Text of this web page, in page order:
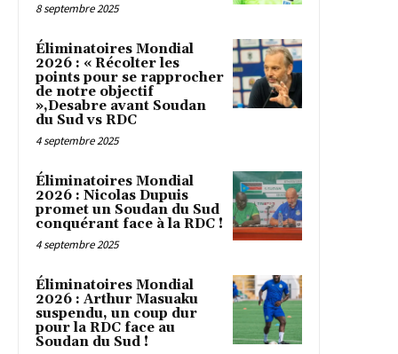
8 septembre 2025
Éliminatoires Mondial
2026 : « Récolter les
points pour se rapprocher
de notre objectif
»,Desabre avant Soudan
du Sud vs RDC
4 septembre 2025
Éliminatoires Mondial
2026 : Nicolas Dupuis
promet un Soudan du Sud
conquérant face à la RDC !
4 septembre 2025
Éliminatoires Mondial
2026 : Arthur Masuaku
suspendu, un coup dur
pour la RDC face au
Soudan du Sud !